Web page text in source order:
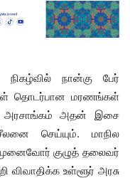
நான்கு பேர்
தொடர்பான மரணங்கள்
அரசாங்கம் அதன் இசை
செய்யும். மாநில
குழுத் தலைவர்
உள்ளூர் அரசு